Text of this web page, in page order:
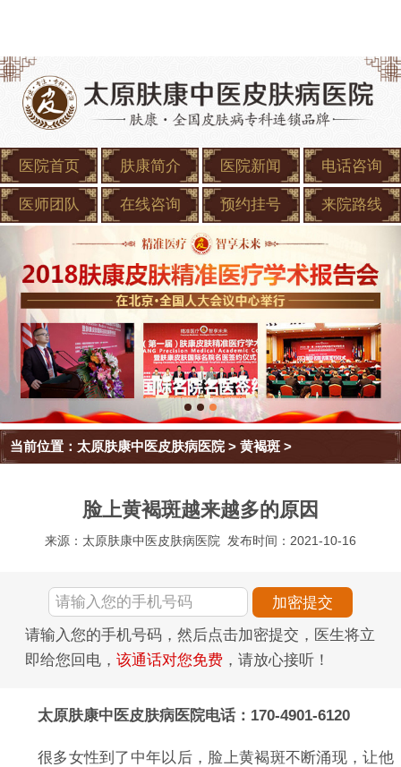
医院首页 肤康简介 医院新闻 电话咨询
医师团队 在线咨询 预约挂号 来院路线
当前位置： 太原肤康中医皮肤病医院>黄褐斑 >
脸上黄褐斑越来越多的原因
来源：太原肤康中医皮肤病医院 发布时间：2021-10-16
请输入您的手机号码，然后点击加密提交，医生将立
即给您回电， 该通话对您免费 ，请放心接听！
太原肤康中医皮肤病医院电话：170-4901-6120
很多女性到了中年以后，脸上黄褐斑不断涌现，让他